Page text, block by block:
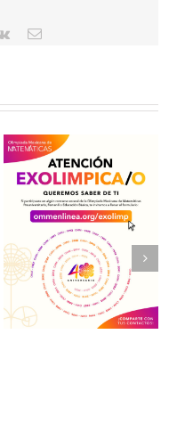
Vk
Correo